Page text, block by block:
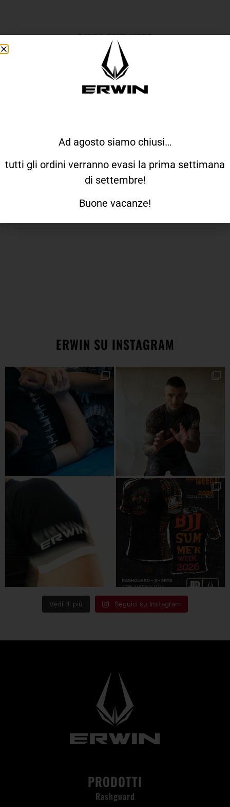
QUALCHE INFO
Come Faccio A Richiedere Un Prodotto
ERWIN SU INSTAGRAM
Vedi di più Seguici su Instagram
PRODOTTI
Rashguard
Ad agosto siamo chiusi…
tutti gli ordini verranno evasi la prima settimana
di settembre!
Buone vacanze!